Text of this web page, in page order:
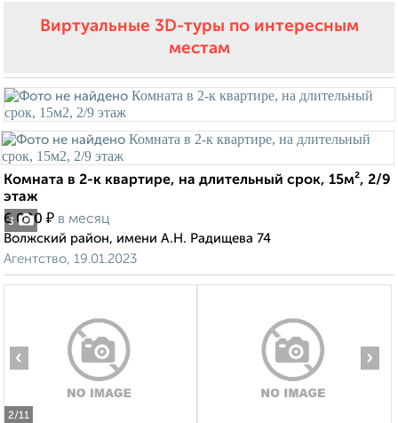
Виртуальные 3D-туры по интересным
местам
3
Комната в 2-к квартире, на длительный срок, 15м², 2/9
этаж
6 000 ₽ в месяц
Волжский район, имени А.Н. Радищева 74
Агентство, 19.01.2023
2/11
‹ ›